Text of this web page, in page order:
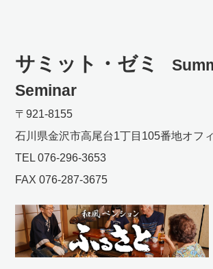
サミット・ゼミ
Seminar
〒921-8155
石川県金沢市高尾台1丁目105番地オフ
TEL 076-296-3653
FAX 076-287-3675